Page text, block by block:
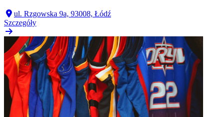
ul. Rzgowska 9a, 93008, Łódź
Szczegóły